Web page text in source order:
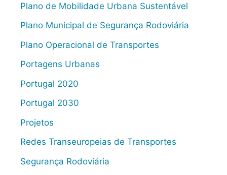
Plano de Mobilidade Urbana Sustentável
Plano Municipal de Segurança Rodoviária
Plano Operacional de Transportes
Portagens Urbanas
Portugal 2020
Portugal 2030
Projetos
Redes Transeuropeias de Transportes
Segurança Rodoviária